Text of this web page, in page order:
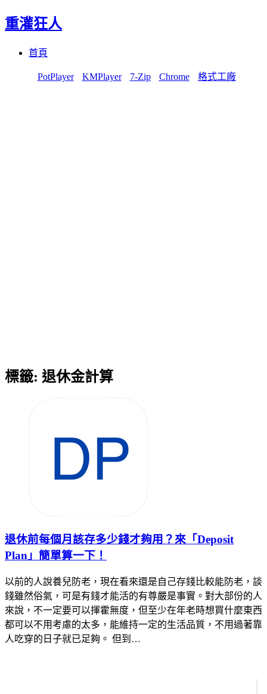
重灌狂人
首頁
PotPlayer KMPlayer 7-Zip Chrome 格式工廠
標籤: 退休金計算
退休前每個月該存多少錢才夠用？來「Deposit
Plan」簡單算一下！
以前的人說養兒防老，現在看來還是自己存錢比較能防老，談
錢雖然俗氣，可是有錢才能活的有尊嚴是事實。對大部份的人
來說，不一定要可以揮霍無度，但至少在年老時想買什麼東西
都可以不用考慮的太多，能維持一定的生活品質，不用過著靠
人吃穿的日子就已足夠。 但到…